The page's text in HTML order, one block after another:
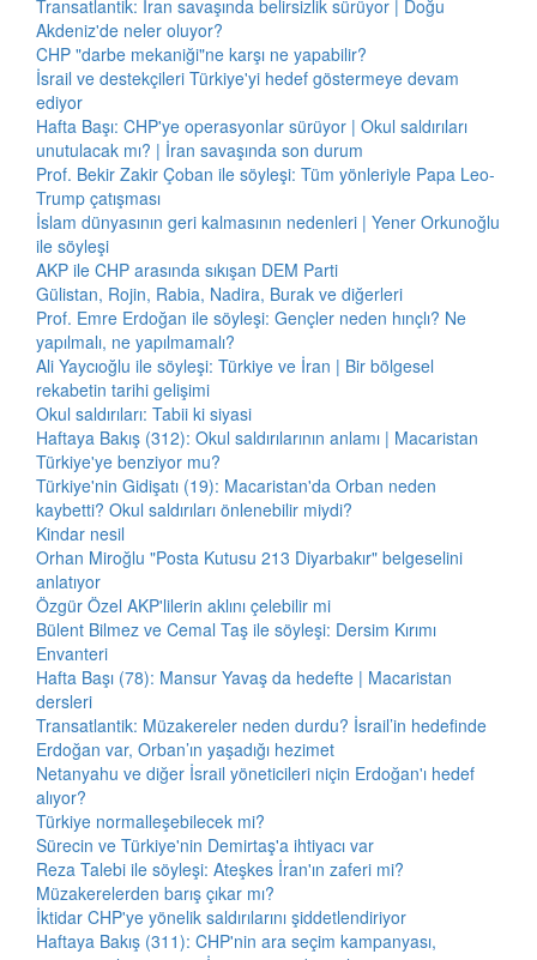
Transatlantik: İran savaşında belirsizlik sürüyor | Doğu
Akdeniz'de neler oluyor?
CHP "darbe mekaniği"ne karşı ne yapabilir?
İsrail ve destekçileri Türkiye'yi hedef göstermeye devam
ediyor
Hafta Başı: CHP'ye operasyonlar sürüyor | Okul saldırıları
unutulacak mı? | İran savaşında son durum
Prof. Bekir Zakir Çoban ile söyleşi: Tüm yönleriyle Papa Leo-
Trump çatışması
İslam dünyasının geri kalmasının nedenleri | Yener Orkunoğlu
ile söyleşi
AKP ile CHP arasında sıkışan DEM Parti
Gülistan, Rojin, Rabia, Nadira, Burak ve diğerleri
Prof. Emre Erdoğan ile söyleşi: Gençler neden hınçlı? Ne
yapılmalı, ne yapılmamalı?
Ali Yaycıoğlu ile söyleşi: Türkiye ve İran | Bir bölgesel
rekabetin tarihi gelişimi
Okul saldırıları: Tabii ki siyasi
Haftaya Bakış (312): Okul saldırılarının anlamı | Macaristan
Türkiye'ye benziyor mu?
Türkiye'nin Gidişatı (19): Macaristan'da Orban neden
kaybetti? Okul saldırıları önlenebilir miydi?
Kindar nesil
Orhan Miroğlu "Posta Kutusu 213 Diyarbakır" belgeselini
anlatıyor
Özgür Özel AKP'lilerin aklını çelebilir mi
Bülent Bilmez ve Cemal Taş ile söyleşi: Dersim Kırımı
Envanteri
Hafta Başı (78): Mansur Yavaş da hedefte | Macaristan
dersleri
Transatlantik: Müzakereler neden durdu? İsrail’in hedefinde
Erdoğan var, Orban’ın yaşadığı hezimet
Netanyahu ve diğer İsrail yöneticileri niçin Erdoğan'ı hedef
alıyor?
Türkiye normalleşebilecek mi?
Sürecin ve Türkiye'nin Demirtaş'a ihtiyacı var
Reza Talebi ile söyleşi: Ateşkes İran'ın zaferi mi?
Müzakerelerden barış çıkar mı?
İktidar CHP'ye yönelik saldırılarını şiddetlendiriyor
Haftaya Bakış (311): CHP'nin ara seçim kampanyası,